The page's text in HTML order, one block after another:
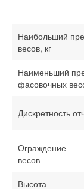
Наибольший
весов, кг
Наименьший
фасовочных
Дискретность
Ограждение
весов
Высота